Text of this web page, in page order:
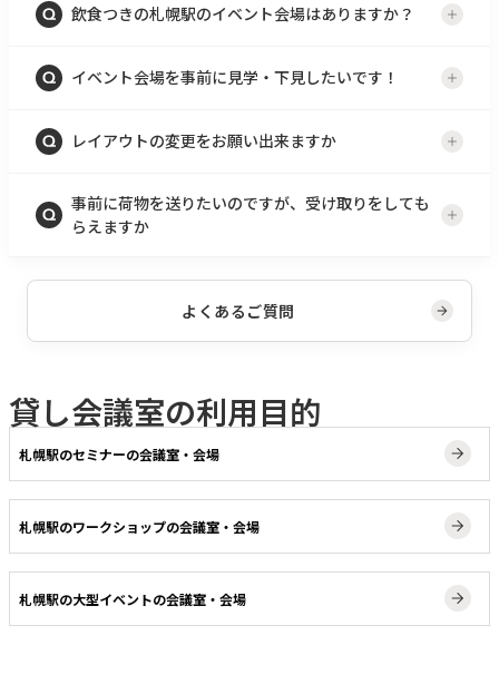
飲食つきの札幌駅のイベント会場はありますか？
イベント会場を事前に見学・下見したいです！
レイアウトの変更をお願い出来ますか
事前に荷物を送りたいのですが、受け取りをしても
らえますか
よくあるご質問
貸し会議室の利用目的
札幌駅のセミナーの会議室・会場
札幌駅のワークショップの会議室・会場
札幌駅の大型イベントの会議室・会場